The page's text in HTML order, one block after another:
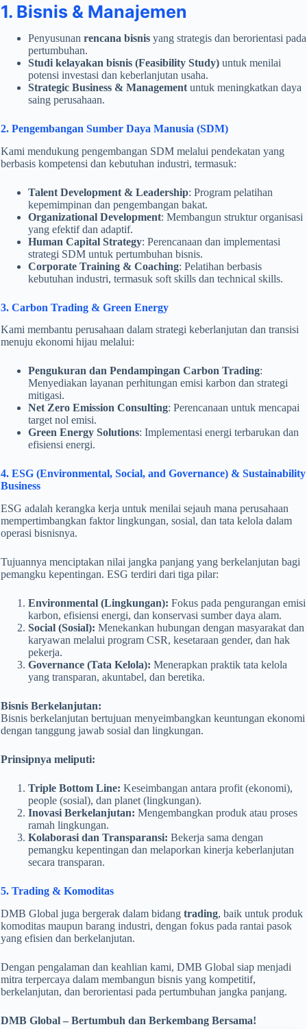
1. Bisnis & Manajemen
Penyusunan rencana bisnis yang strategis dan berorientasi pada
pertumbuhan.
Studi kelayakan bisnis (Feasibility Study) untuk menilai
potensi investasi dan keberlanjutan usaha.
Strategic Business & Management untuk meningkatkan daya
saing perusahaan.
2. Pengembangan Sumber Daya Manusia (SDM)
Kami mendukung pengembangan SDM melalui pendekatan yang
berbasis kompetensi dan kebutuhan industri, termasuk:
Talent Development & Leadership: Program pelatihan
kepemimpinan dan pengembangan bakat.
Organizational Development: Membangun struktur organisasi
yang efektif dan adaptif.
Human Capital Strategy: Perencanaan dan implementasi
strategi SDM untuk pertumbuhan bisnis.
Corporate Training & Coaching: Pelatihan berbasis
kebutuhan industri, termasuk soft skills dan technical skills.
3. Carbon Trading & Green Energy
Kami membantu perusahaan dalam strategi keberlanjutan dan transisi
menuju ekonomi hijau melalui:
Pengukuran dan Pendampingan Carbon Trading:
Menyediakan layanan perhitungan emisi karbon dan strategi
mitigasi.
Net Zero Emission Consulting: Perencanaan untuk mencapai
target nol emisi.
Green Energy Solutions: Implementasi energi terbarukan dan
efisiensi energi.
4. ESG (Environmental, Social, and Governance) & Sustainability
Business
ESG adalah kerangka kerja untuk menilai sejauh mana perusahaan
mempertimbangkan faktor lingkungan, sosial, dan tata kelola dalam
operasi bisnisnya.
Tujuannya menciptakan nilai jangka panjang yang berkelanjutan bagi
pemangku kepentingan. ESG terdiri dari tiga pilar:
Environmental (Lingkungan): Fokus pada pengurangan emisi
karbon, efisiensi energi, dan konservasi sumber daya alam.
Social (Sosial): Menekankan hubungan dengan masyarakat dan
karyawan melalui program CSR, kesetaraan gender, dan hak
pekerja.
Governance (Tata Kelola): Menerapkan praktik tata kelola
yang transparan, akuntabel, dan beretika.
Bisnis Berkelanjutan:
Bisnis berkelanjutan bertujuan menyeimbangkan keuntungan ekonomi
dengan tanggung jawab sosial dan lingkungan.
Prinsipnya meliputi:
Triple Bottom Line: Keseimbangan antara profit (ekonomi),
people (sosial), dan planet (lingkungan).
Inovasi Berkelanjutan: Mengembangkan produk atau proses
ramah lingkungan.
Kolaborasi dan Transparansi: Bekerja sama dengan
pemangku kepentingan dan melaporkan kinerja keberlanjutan
secara transparan.
5. Trading & Komoditas
DMB Global juga bergerak dalam bidang trading, baik untuk produk
komoditas maupun barang industri, dengan fokus pada rantai pasok
yang efisien dan berkelanjutan.
Dengan pengalaman dan keahlian kami, DMB Global siap menjadi
mitra terpercaya dalam membangun bisnis yang kompetitif,
berkelanjutan, dan berorientasi pada pertumbuhan jangka panjang.
DMB Global – Bertumbuh dan Berkembang Bersama!